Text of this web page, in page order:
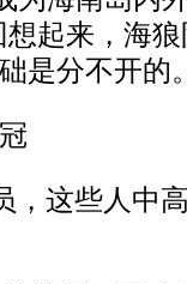
起来，海
是分不开的
这些人中